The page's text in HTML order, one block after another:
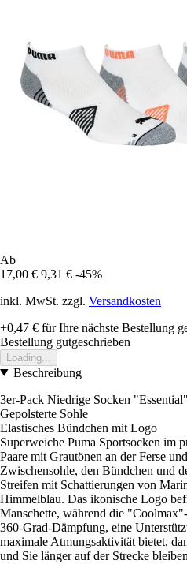
Ab
17,00 € 9,31 € -45%
inkl. MwSt. zzgl. Versandkosten
+0,47 € für Ihre nächste Bestellung
Bestellung gutgeschrieben
Loading...
Beschreibung
3er-Pack Niedrige Socken "Essential"
Gepolsterte Sohle
Elastisches Bündchen mit Logo
Superweiche Puma Sportsocken im
Paare mit Grautönen an der Ferse
Zwischensohle, den Bündchen und
Streifen mit Schattierungen von
Himmelblau. Das ikonische Logo
Manschette, während die
360-Grad-Dämpfung, eine
maximale Atmungsaktivität bietet,
und Sie länger auf der Strecke